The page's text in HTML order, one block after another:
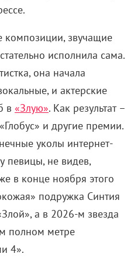
композиции, звучащие
исполнила сама.
она начала
и актерские
в «Злую». Как результат –
и другие премии.
уколы интернет-
певицы, не видев,
в конце ноября этого
подружка Синтия
а в 2026-м звезда
полном метре
4».